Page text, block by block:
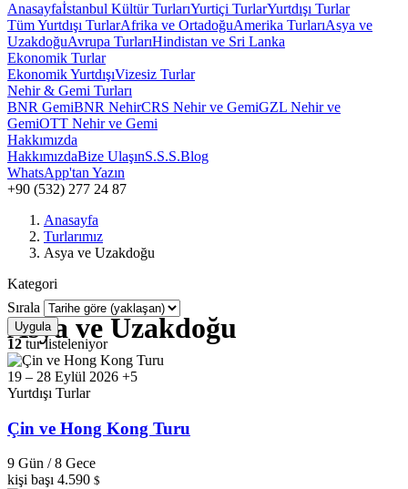
Anasayfaİstanbul Kültür TurlarıYurtiçi TurlarYurtdışı Turlar
Tüm Yurtdışı TurlarAfrika ve OrtadoğuAmerika TurlarıAsya ve
UzakdoğuAvrupa TurlarıHindistan ve Sri Lanka
Ekonomik Turlar
Ekonomik YurtdışıVizesiz Turlar
Nehir & Gemi Turları
BNR GemiBNR NehirCRS Nehir ve GemiGZL Nehir ve
GemiOTT Nehir ve Gemi
Hakkımızda
HakkımızdaBize UlaşınS.S.S.Blog
WhatsApp'tan Yazın
+90 (532) 277 24 87
Anasayfa
Turlarımız
Asya ve Uzakdoğu
Kategori
Asya ve Uzakdoğu
Sırala
Uygula
12 tur listeleniyor
19 – 28 Eylül 2026 +5
Yurtdışı Turlar
Çin ve Hong Kong Turu
9 Gün / 8 Gece
kişi başı 4.590 $